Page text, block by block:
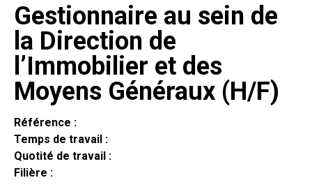
Gestionnaire au sein de
la Direction de
l’Immobilier et des
Moyens Généraux (H/F)
Référence :
Temps de travail :
Quotité de travail :
Filière :